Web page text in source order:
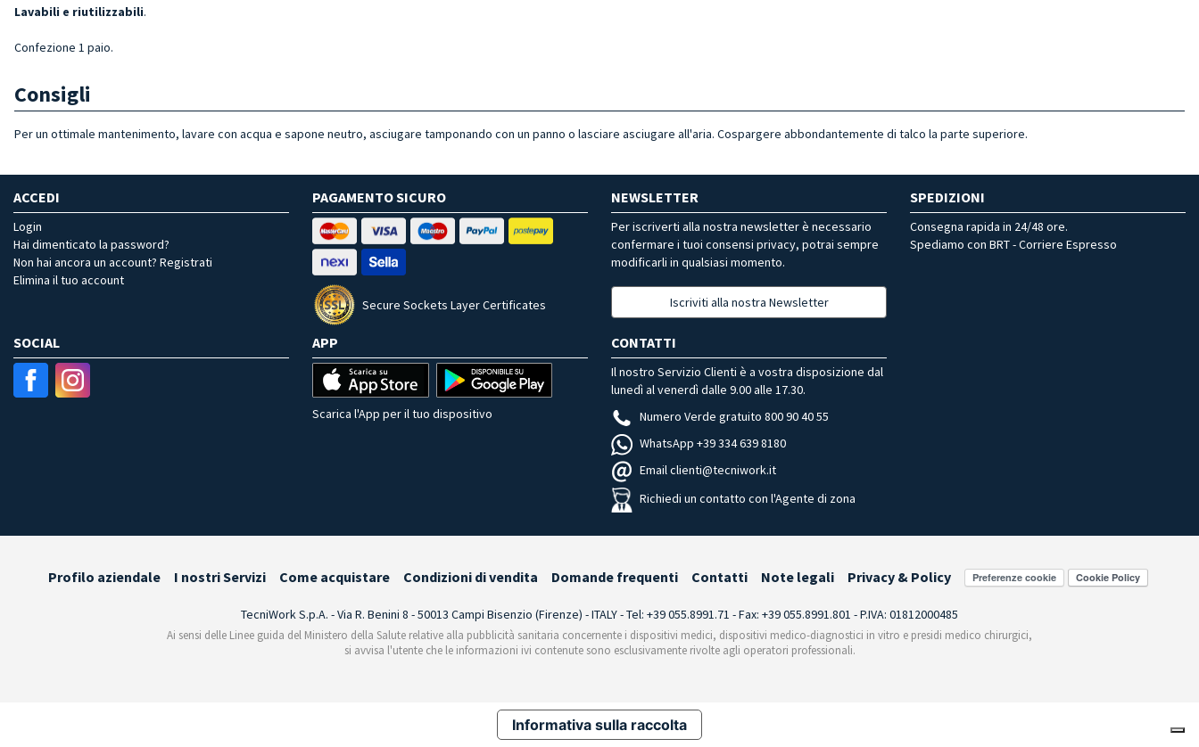
Lavabili e riutilizzabili.
Confezione 1 paio.
Consigli
Per un ottimale mantenimento, lavare con acqua e sapone neutro, asciugare tamponando con un panno o lasciare asciugare all'aria. Cospargere abbondantemente di talco la parte superiore.
ACCEDI
Login
Hai dimenticato la password?
Non hai ancora un account? Registrati
Elimina il tuo account
PAGAMENTO SICURO
Secure Sockets Layer Certificates
NEWSLETTER
Per iscriverti alla nostra newsletter è necessario
confermare i tuoi consensi privacy, potrai sempre
modificarli in qualsiasi momento.
Iscriviti alla nostra Newsletter
SPEDIZIONI
Consegna rapida in 24/48 ore.
Spediamo con BRT - Corriere Espresso
SOCIAL APP
Scarica l'App per il tuo dispositivo
CONTATTI
Il nostro Servizio Clienti è a vostra disposizione dal
lunedì al venerdì dalle 9.00 alle 17.30.
Numero Verde gratuito 800 90 40 55
WhatsApp +39 334 639 8180
Email clienti@tecniwork.it
Richiedi un contatto con l'Agente di zona
Profilo aziendale I nostri Servizi Come acquistare Condizioni di vendita Domande frequenti Contatti Note legali Privacy & Policy Preferenze cookie
TecniWork S.p.A. - Via R. Benini 8 - 50013 Campi Bisenzio (Firenze) - ITALY - Tel: +39 055.8991.71 - Fax: +39 055.8991.801 - P.IVA: 01812000485
Ai sensi delle Linee guida del Ministero della Salute relative alla pubblicità sanitaria concernente i dispositivi medici, dispositivi medico-diagnostici in vitro e presidi medico chirurgici,
si avvisa l'utente che le informazioni ivi contenute sono esclusivamente rivolte agli operatori professionali.
Informativa sulla raccolta